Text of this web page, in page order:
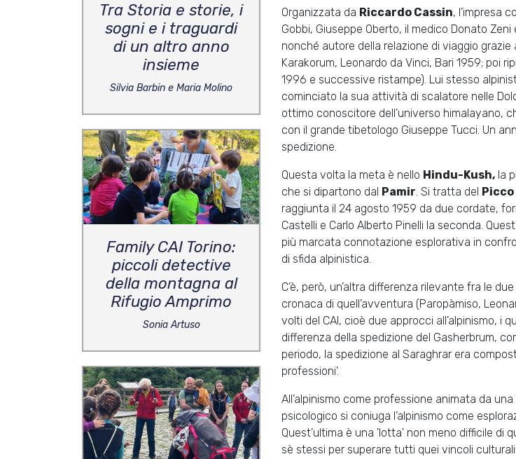
Organizzata da Riccardo Cassin, l’impresa
Gobbi, Giuseppe Oberto, il medico Donato
nonché autore della relazione di viaggio
Karakorum, Leonardo da Vinci, Bari 1959; poi
1996 e successive ristampe). Lui stesso
cominciato la sua attività di scalatore nelle
ottimo conoscitore dell’universo himalayano,
con il grande tibetologo Giuseppe Tucci. Un
spedizione.
Questa volta la meta è nello Hindu-Kush, la
che si dipartono dal Pamir. Si tratta del
raggiunta il 24 agosto 1959 da due cordate,
Castelli e Carlo Alberto Pinelli la seconda.
più marcata connotazione esplorativa in
di sfida alpinistica.
C’è, però, un’altra differenza rilevante fra le
cronaca di quell’avventura (Paropàmiso,
volti del CAI, cioè due approcci all’alpinismo, i
differenza della spedizione del Gasherbrum,
periodo, la spedizione al Saraghrar era
professioni'.
All’alpinismo come professione animata da
psicologico si coniuga l’alpinismo come
Quest’ultima è una 'lotta' non meno difficile di
sè stessi per superare tutti quei vincoli
Tra Storia e storie, i
sogni e i traguardi
di un altro anno
insieme
Silvia Barbin e Maria Molino
Family CAI Torino:
piccoli detective
della montagna al
Rifugio Amprimo
Sonia Artuso